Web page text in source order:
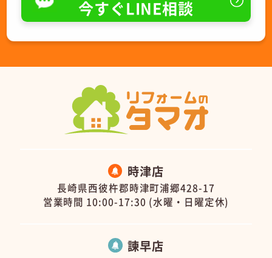
今すぐLINE相談
時津店
長崎県西彼杵郡時津町浦郷428-17
営業時間 10:00-17:30 (水曜・日曜定休)
諫早店